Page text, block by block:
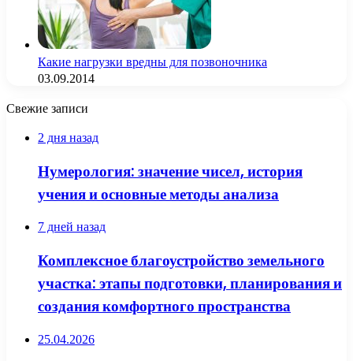
Какие нагрузки вредны для позвоночника
03.09.2014
Свежие записи
2 дня назад
Нумерология: значение чисел, история
учения и основные методы анализа
7 дней назад
Комплексное благоустройство земельного
участка: этапы подготовки, планирования и
создания комфортного пространства
25.04.2026